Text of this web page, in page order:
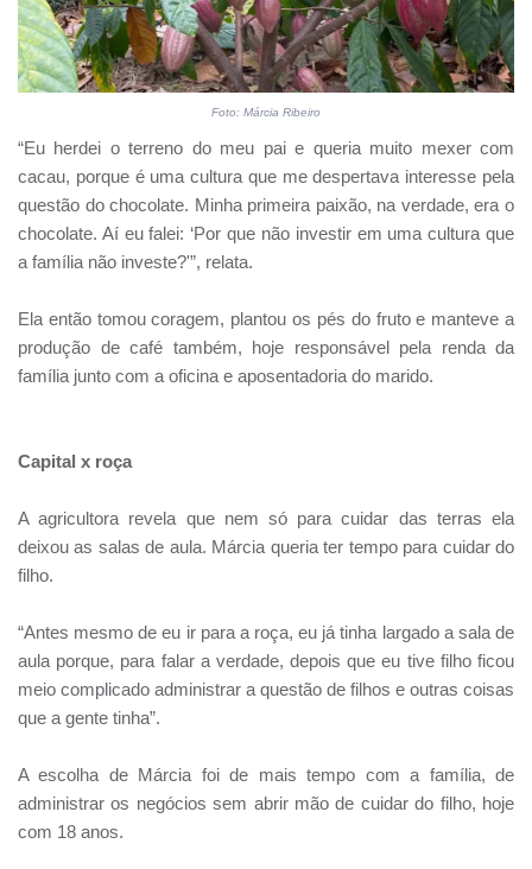
Foto: Márcia Ribeiro
“Eu herdei o terreno do meu pai e queria muito mexer com
cacau, porque é uma cultura que me despertava interesse pela
questão do chocolate. Minha primeira paixão, na verdade, era o
chocolate. Aí eu falei: ‘Por que não investir em uma cultura que
a família não investe?'”, relata.
Ela então tomou coragem, plantou os pés do fruto e manteve a
produção de café também, hoje responsável pela renda da
família junto com a oficina e aposentadoria do marido.
Capital x roça
A agricultora revela que nem só para cuidar das terras ela
deixou as salas de aula. Márcia queria ter tempo para cuidar do
filho.
“Antes mesmo de eu ir para a roça, eu já tinha largado a sala de
aula porque, para falar a verdade, depois que eu tive filho ficou
meio complicado administrar a questão de filhos e outras coisas
que a gente tinha”.
A escolha de Márcia foi de mais tempo com a família, de
administrar os negócios sem abrir mão de cuidar do filho, hoje
com 18 anos.